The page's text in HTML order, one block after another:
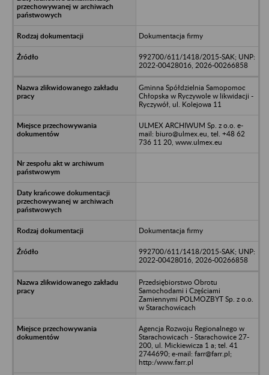
Dokumentacja firmy
992700/611/1418/2015-SAK; UNP:
2022-00428016, 2026-00266858
Gminna Spółdzielnia Samopomoc
Chłopska w Ryczywole w likwidacji -
Ryczywół, ul. Kolejowa 11
ULMEX ARCHIWUM Sp. z o.o. e-
mail: biuro@ulmex.eu, tel. +48 62
736 11 20, www.ulmex.eu
Dokumentacja firmy
992700/611/1418/2015-SAK; UNP:
2022-00428016, 2026-00266858
Przedsiębiorstwo Obrotu
Samochodami i Częściami
Zamiennymi POLMOZBYT Sp. z o.o.
w Starachowicach
Agencja Rozwoju Regionalnego w
Starachowicach - Starachowice 27-
200, ul. Mickiewicza 1 a; tel. 41
2744690; e-mail: farr@farr.pl;
http:/www.farr.pl